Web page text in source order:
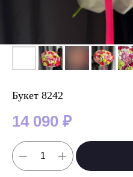
Букет 8242
14 090 ₽